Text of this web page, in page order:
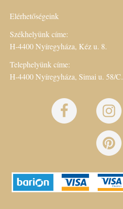
Elérhetőségeink
Székhelyünk címe:
H-4400 Nyíregyháza, Kéz u. 8.
Telephelyünk címe:
H-4400 Nyíregyháza, Simai u. 58/C.